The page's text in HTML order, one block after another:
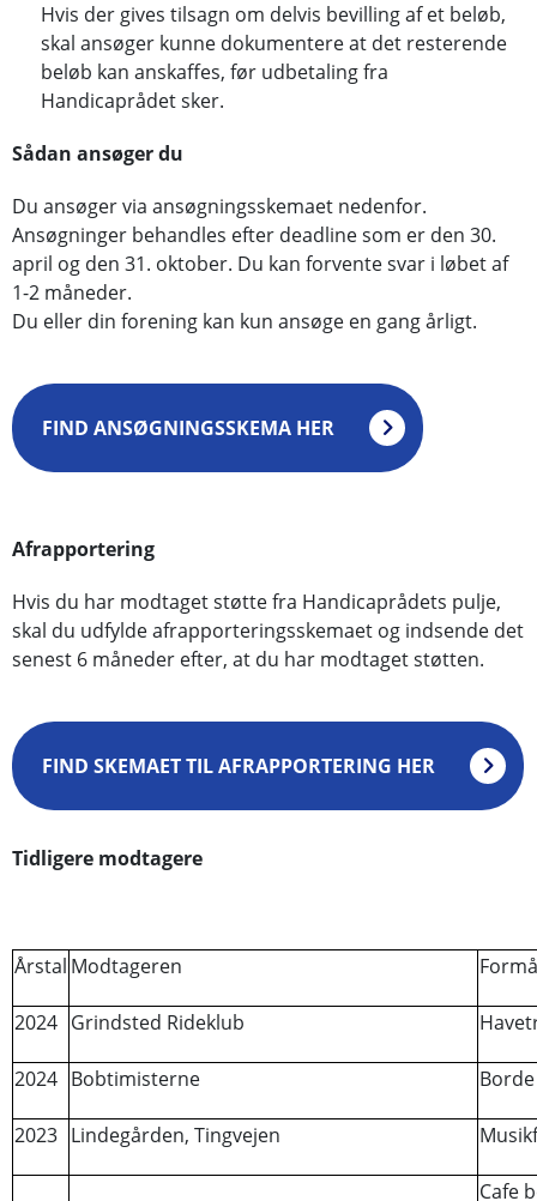
Hvis der gives tilsagn om delvis bevilling af et beløb,
skal ansøger kunne dokumentere at det resterende
beløb kan anskaffes, før udbetaling fra
Handicaprådet sker.
Sådan ansøger du
Du ansøger via ansøgningsskemaet nedenfor.
Ansøgninger behandles efter deadline som er den 30.
april og den 31. oktober. Du kan forvente svar i løbet af
1-2 måneder.
Du eller din forening kan kun ansøge en gang årligt.
FIND ANSØGNINGSSKEMA HER
Afrapportering
Hvis du har modtaget støtte fra Handicaprådets pulje,
skal du udfylde afrapporteringsskemaet og indsende det
senest 6 måneder efter, at du har modtaget støtten.
FIND SKEMAET TIL AFRAPPORTERING HER
Tidligere modtagere
Årstal Modtageren
2024 Grindsted Rideklub
2024 Bobtimisterne
2023 Lindegården, Tingvejen
Cafe